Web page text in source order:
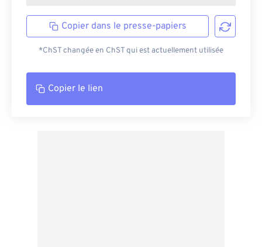
Copier dans le presse-papiers
*ChST changée en ChST qui est actuellement utilisée
Copier le lien